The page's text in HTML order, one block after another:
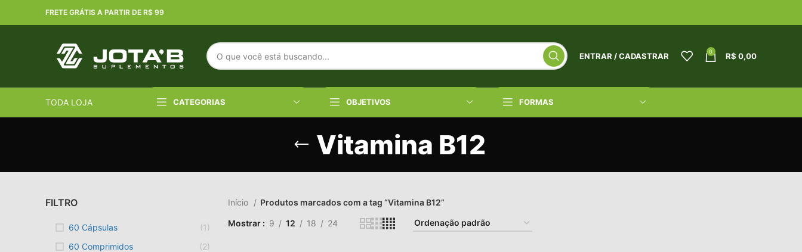
FRETE GRÁTIS A PARTIR DE R$ 99
ENTRAR / CADASTRAR 0 R$ 0,00
TODA LOJA CATEGORIAS OBJETIVOS FORMAS
Vitamina B12
FILTRO
60 Cápsulas
(1)
60 Comprimidos
(2)
Início Produtos marcados com a tag “Vitamina B12”
Mostrar 9 12 18 24